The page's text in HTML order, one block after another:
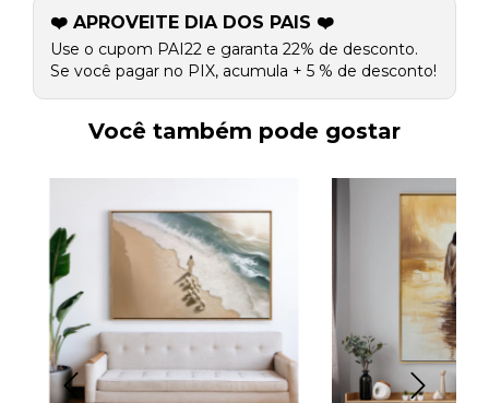
❤️ APROVEITE DIA DOS PAIS ❤️
Use o cupom PAI22 e garanta 22% de desconto.
Se você pagar no PIX, acumula + 5 % de desconto!
Você também pode gostar